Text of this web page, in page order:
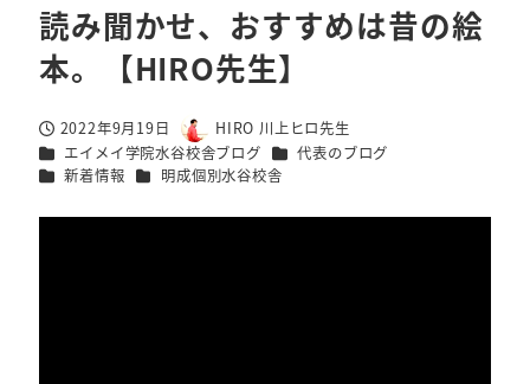
読み聞かせ、おすすめは昔の絵
本。【HIRO先生】
投稿日2022年9月19日
著
者
HIRO 川上ヒロ先生
カテゴリー
エイメイ学院水谷校舎ブログ カテゴリー
代表のブログ
カテゴリー
新着情報 カテゴリー
明成個別水谷校舎